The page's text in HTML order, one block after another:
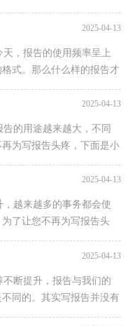
为大家整理...
2025-04-13
，报告的使用频率呈上
式。那么什么样的报告才
2025-04-13
的用途越来越大，不同
为写报告头疼，下面是小
家阅读。支教...
2025-04-13
越来越多的事务都会使
了让您不再为写报告头
报告，欢迎阅...
2025-04-13
断提升，报告与我们的
同的。其实写报告并没有